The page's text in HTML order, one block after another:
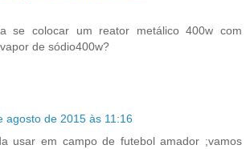
se colocar um reator metálico 400w com
de sódio400w?
agosto de 2015 às 11:16
usar em campo de futebol amador ;vamos